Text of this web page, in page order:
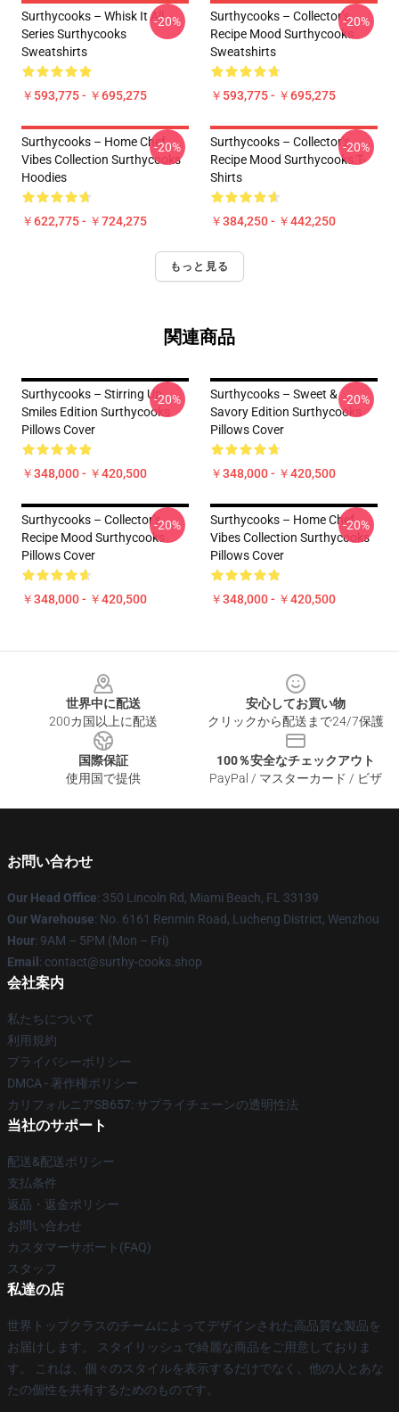
Surthycooks – Whisk It All
Series Surthycooks
Sweatshirts
￥593,775 - ￥695,275
-20%
Surthycooks – Collector’s
Recipe Mood Surthycooks
Sweatshirts
￥593,775 - ￥695,275
-20%
Surthycooks – Home Chef
Vibes Collection Surthycooks
Hoodies
￥622,775 - ￥724,275
-20%
Surthycooks – Collector’s
Recipe Mood Surthycooks T-
Shirts
￥384,250 - ￥442,250
-20%
もっと見る
関連商品
Surthycooks – Stirring Up
Smiles Edition Surthycooks
Pillows Cover
￥348,000 - ￥420,500
-20%
Surthycooks – Sweet &
Savory Edition Surthycooks
Pillows Cover
￥348,000 - ￥420,500
-20%
Surthycooks – Collector’s
Recipe Mood Surthycooks
Pillows Cover
￥348,000 - ￥420,500
-20%
Surthycooks – Home Chef
Vibes Collection Surthycooks
Pillows Cover
￥348,000 - ￥420,500
-20%
世界中に配送
200カ国以上に配送
安心してお買い物
クリックから配送まで24/7保護
国際保証
使用国で提供
100％安全なチェックアウト
PayPal / マスターカード / ビザ
お問い合わせ
Our Head Office: 350 Lincoln Rd, Miami Beach, FL 33139
Our Warehouse: No. 6161 Renmin Road, Lucheng District, Wenzhou
Hour: 9AM – 5PM (Mon – Fri)
Email : contact@surthy-cooks.shop
会社案内
私たちについて
利用規約
プライバシーポリシー
DMCA - 著作権ポリシー
カリフォルニアSB657: サプライチェーンの透明性法
当社のサポート
配送&配送ポリシー
支払条件
返品・返金ポリシー
お問い合わせ
カスタマーサポート(FAQ)
スタッフ
私達の店
世界トップクラスのチームによってデザインされた高品質な製品を
お届けします。 スタイリッシュで綺麗な商品をご用意しておりま
す。 これは、個々のスタイルを表示するだけでなく、他の人とあな
たの個性を共有するためのものです。